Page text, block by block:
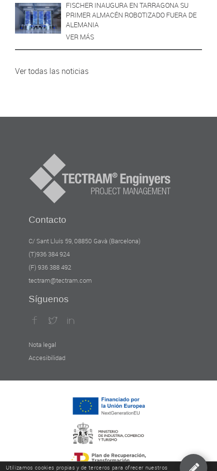
Utilizamos cookies propias y de terceros para ofrecer nuestros
FISCHER INAUGURA EN TARRAGONA SU
PRIMER ALMACÉN ROBOTIZADO FUERA DE
ALEMANIA
VER MÁS
Ver todas las noticias
Contacto
C/ Sant Lluís 59, 08850 Gavà (Barcelona)
(T)936 384 924
(F) 936 388 492
tectram@tectram.com
Síguenos
Nota legal
Accesibilidad